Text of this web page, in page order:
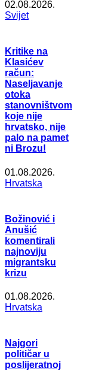
02.08.2026.
Svijet
Kritike na
Klasićev
račun:
Naseljavanje
otoka
stanovništvom
koje nije
hrvatsko, nije
palo na pamet
ni Brozu!
01.08.2026.
Hrvatska
Božinović i
Anušić
komentirali
najnoviju
migrantsku
krizu
01.08.2026.
Hrvatska
Najgori
političar u
poslijeratnoj